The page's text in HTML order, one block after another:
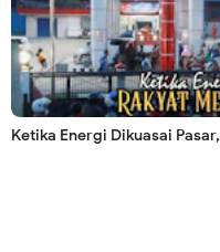
Ketika Energi Dikuasai